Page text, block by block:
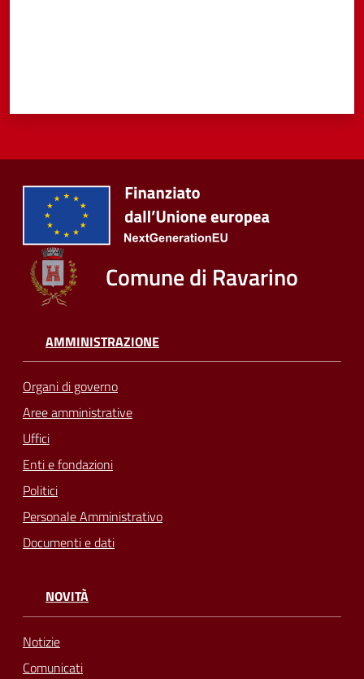
Comune di Ravarino
AMMINISTRAZIONE
Organi di governo
Aree amministrative
Uffici
Enti e fondazioni
Politici
Personale Amministrativo
Documenti e dati
NOVITÀ
Notizie
Comunicati